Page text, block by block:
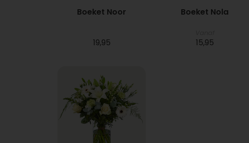
Boeket Noor
19,95
Boeket Nola
15,95